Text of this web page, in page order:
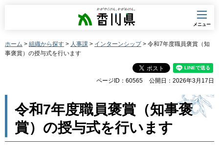
香川県
メニュー
ホーム > 組織から探す > 人事課 > インターンシップ> 令和7年度職員褒賞（知
事褒賞）の授与式を行います
ページID：60565 公開日：2026年3月17日
令和7年度職員褒賞（知事褒
賞）の授与式を行います